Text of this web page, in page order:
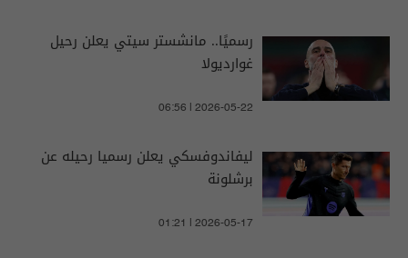
رسميًا.. مانشستر سيتي يعلن رحيل
غوارديولا
06:56 | 2026-05-22
ليفاندوفسكي يعلن رسميا رحيله عن
برشلونة
01:21 | 2026-05-17